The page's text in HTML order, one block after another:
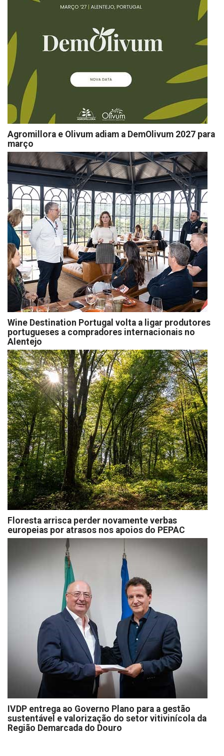
Agromillora e Olivum adiam a DemOlivum 2027 para
março
Wine Destination Portugal volta a ligar produtores
portugueses a compradores internacionais no
Alentejo
Floresta arrisca perder novamente verbas
europeias por atrasos nos apoios do PEPAC
IVDP entrega ao Governo Plano para a gestão
sustentável e valorização do setor vitivinícola da
Região Demarcada do Douro